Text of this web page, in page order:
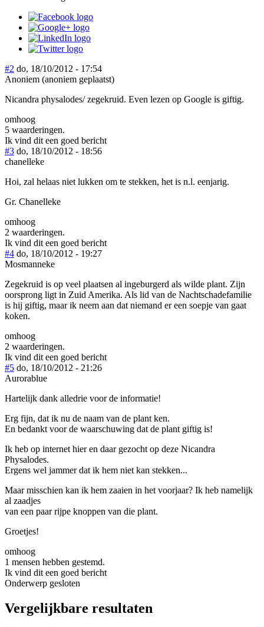
#2 do, 18/10/2012 - 17:54
Anoniem (anoniem geplaatst)
Nicandra physalodes/ zegekruid. Even lezen op Google is giftig.
omhoog
5 waarderingen.
Ik vind dit een goed bericht
#3 do, 18/10/2012 - 18:56
chanelleke
Hoi, zal helaas niet lukken om te stekken, het is n.l. eenjarig.
Gr. Chanelleke
omhoog
2 waarderingen.
Ik vind dit een goed bericht
#4 do, 18/10/2012 - 19:27
Mosmanneke
Zegekruid is op veel plaatsen al ingeburgerd als wilde plant. Zijn
oorsprong ligt in Zuid Amerika. Als lid van de Nachtschadefamilie
is hij giftig, maar ik neem aan dat niemand er een soepje van gaat
koken.
omhoog
2 waarderingen.
Ik vind dit een goed bericht
#5 do, 18/10/2012 - 21:26
Aurorablue
Hartelijk dank alledrie voor de informatie!
Erg fijn, dat ik nu de naam van de plant ken.
En bedankt voor de waarschuwing dat de plant giftig is!
Ik heb op internet hier en daar gezocht op deze Nicandra
Physalodes.
Ergens wel jammer dat ik hem niet kan stekken...
Maar misschien kan ik hem zaaien in het voorjaar? Ik heb namelijk
al zaadjes
van een paar rijpe knoppen van die plant.
Groetjes!
omhoog
1 mensen hebben gestemd.
Ik vind dit een goed bericht
Onderwerp gesloten
Vergelijkbare resultaten